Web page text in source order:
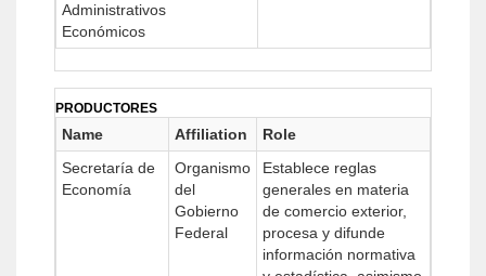
Administrativos
Económicos
PRODUCTORES
Name Affiliation
Role
Secretaría de
Economía
Organismo
del
Gobierno
Federal
Establece reglas
generales en materia
de comercio exterior,
procesa y difunde
información normativa